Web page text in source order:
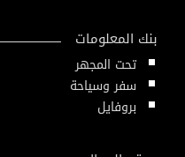
بنك المعلومات
تحت المجهر
سفر وسياحة
بروفايل